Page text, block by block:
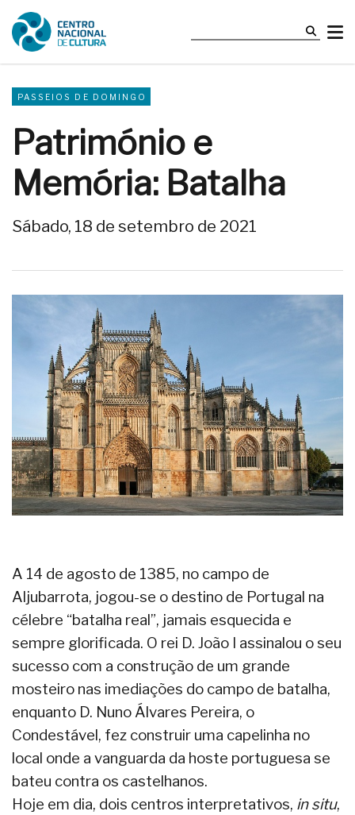
PASSEIOS DE DOMINGO
Património e
Memória: Batalha
Sábado, 18 de setembro de 2021
A 14 de agosto de 1385, no campo de
Aljubarrota, jogou-se o destino de Portugal na
célebre “batalha real”, jamais esquecida e
sempre glorificada. O rei D. João I assinalou o seu
sucesso com a construção de um grande
mosteiro nas imediações do campo de batalha,
enquanto D. Nuno Álvares Pereira, o
Condestável, fez construir uma capelinha no
local onde a vanguarda da hoste portuguesa se
bateu contra os castelhanos.
Hoje em dia, dois centros interpretativos, in situ,